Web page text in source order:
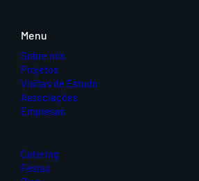
Menu
Sobre nós
Projetos
Visitas de Estudo
Associações
Empresas
Catering
Festas